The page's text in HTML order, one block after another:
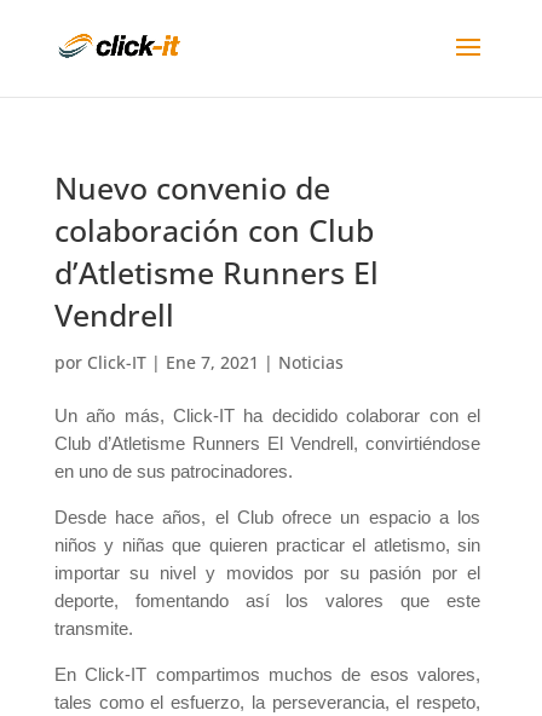
Nuevo convenio de
colaboración con Club
d’Atletisme Runners El
Vendrell
por Click-IT| Ene 7, 2021 | Noticias
Un año más, Click-IT ha decidido colaborar con el
Club d’Atletisme Runners El Vendrell, convirtiéndose
en uno de sus patrocinadores.
Desde hace años, el Club ofrece un espacio a los
niños y niñas que quieren practicar el atletismo, sin
importar su nivel y movidos por su pasión por el
deporte, fomentando así los valores que este
transmite.
En Click-IT compartimos muchos de esos valores,
tales como el esfuerzo, la perseverancia, el respeto,